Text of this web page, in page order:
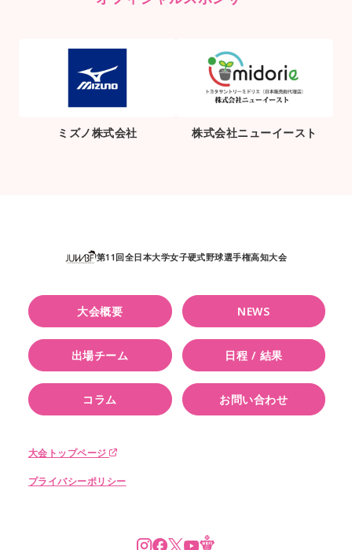
ミズノ株式会社 株式会社ニューイースト
第11回全日本大学女子硬式野球選手権高知大会
大会概要 NEWS
出場チーム 日程 / 結果
コラム お問い合わせ
大会トップページ
プライバシーポリシー